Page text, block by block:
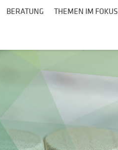
BERATUNG THEMEN IM FOKUS